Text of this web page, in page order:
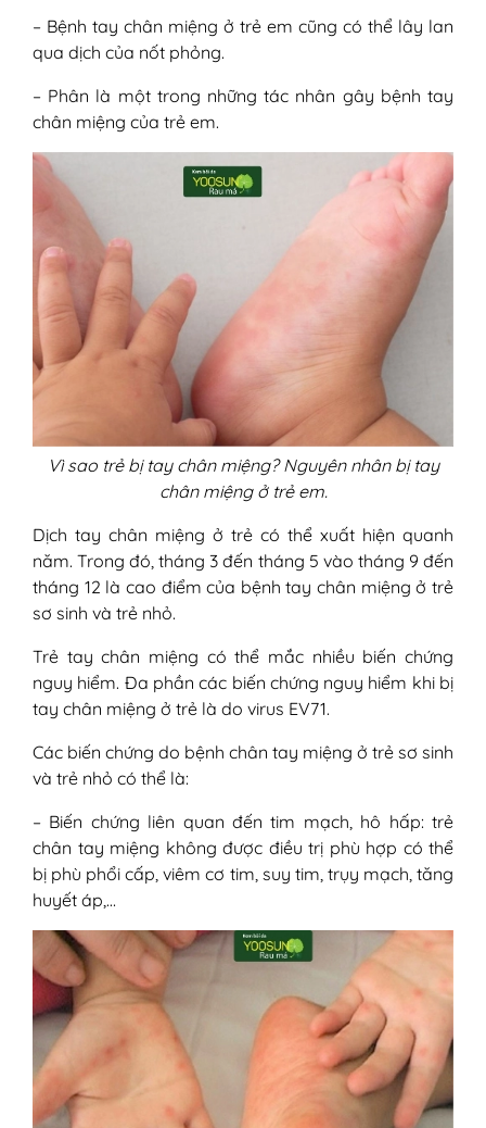
– Bệnh tay chân miệng ở trẻ em cũng có thể lây lan
qua dịch của nốt phỏng.
– Phân là một trong những tác nhân gây bệnh tay
chân miệng của trẻ em.
Vì sao trẻ bị tay chân miệng? Nguyên nhân bị tay
chân miệng ở trẻ em.
Dịch tay chân miệng ở trẻ có thể xuất hiện quanh
năm. Trong đó, tháng 3 đến tháng 5 vào tháng 9 đến
tháng 12 là cao điểm của bệnh tay chân miệng ở trẻ
sơ sinh và trẻ nhỏ.
Trẻ tay chân miệng có thể mắc nhiều biến chứng
nguy hiểm. Đa phần các biến chứng nguy hiểm khi bị
tay chân miệng ở trẻ là do virus EV71.
Các biến chứng do bệnh chân tay miệng ở trẻ sơ sinh
và trẻ nhỏ có thể là:
– Biến chứng liên quan đến tim mạch, hô hấp: trẻ
chân tay miệng không được điều trị phù hợp có thể
bị phù phổi cấp, viêm cơ tim, suy tim, trụy mạch, tăng
huyết áp,…